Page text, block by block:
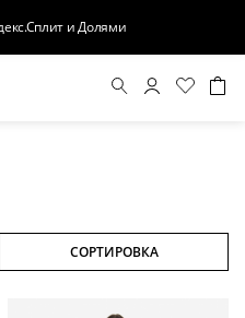
и Долями
СОРТИРОВКА